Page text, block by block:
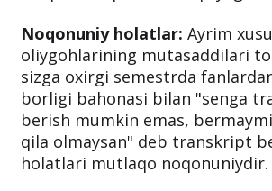
o‘qishingizni ko‘chira olasiz. Bu
aniq va tiniq ko‘rsatib qo‘yilgan.
Noqonuniy holatlar:Ayrim
oliygohlarining mutasaddilari
sizga oxirgi semestrda
borligi bahonasi bilan "senga